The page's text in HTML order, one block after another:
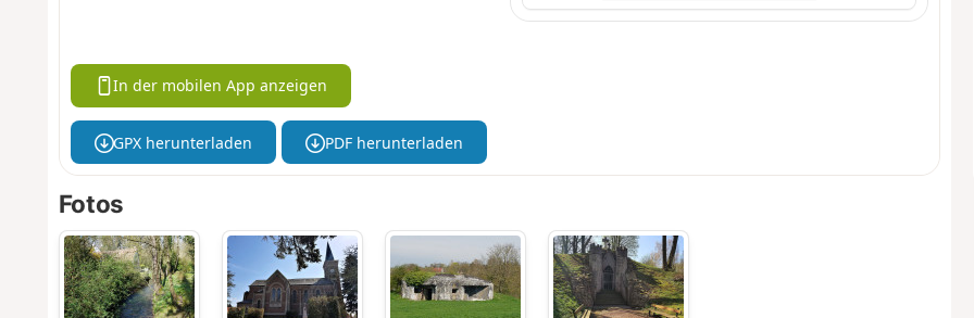
In der mobilen App anzeigen
GPX herunterladen PDF herunterladen
Fotos